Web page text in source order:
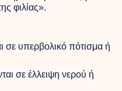
φιλίας».
σε υπερβολικό πότισμα ή
σε έλλειψη νερού ή